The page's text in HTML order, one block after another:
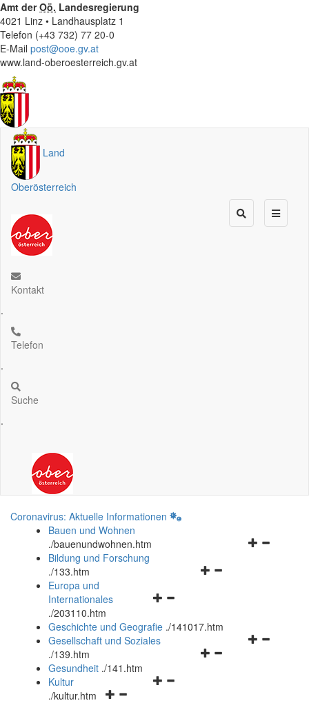
Amt derOö. Landesregierung
4021 Linz • Landhausplatz 1
Telefon (+43 732) 77 20-0
E-Mail post@ooe.gv.at
www.land-oberoesterreich.gv.at
Land
Oberösterreich
Kontakt
.
Telefon
.
Suche
.
Coronavirus: Aktuelle Informationen
Bauen und Wohnen
./bauenundwohnen.htm
Navigationsmenü
Bildung und Forschung
./133.htm
Navigationsmenü
und
schließen
Europa und
Internationales
./203110.htm
Geschichte und Geografie ./141017.htm
Navigationsmenü
Gesellschaft und Soziales
./139.htm
Navigationsmenü
Gesundheit ./141.htm
Navigationsmenü
Kultur
./kultur.htm